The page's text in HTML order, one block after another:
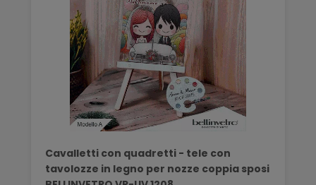
Cavalletti con quadretti - tele con
tavolozze in legno per nozze coppia sposi